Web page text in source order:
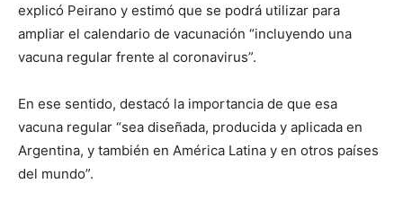
explicó Peirano y estimó que se podrá utilizar para
ampliar el calendario de vacunación “incluyendo una
vacuna regular frente al coronavirus”.
En ese sentido, destacó la importancia de que esa
vacuna regular “sea diseñada, producida y aplicada en
Argentina, y también en América Latina y en otros países
del mundo”.